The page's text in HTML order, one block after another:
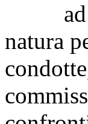
ad
natura